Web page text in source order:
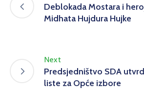
Deblokada Mostara i
Midhata Hujdura Hujke
Next
Predsjedništvo SDA
liste za Opće izbore